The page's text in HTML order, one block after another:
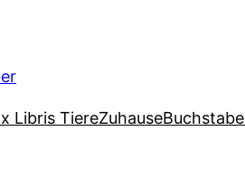
Libris TiereZuhause